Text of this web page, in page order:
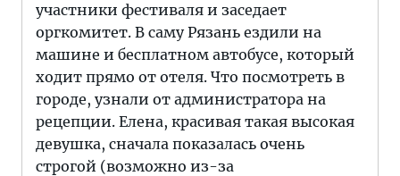
участники фестиваля и заседает
оргкомитет. В саму Рязань ездили на
машине и бесплатном автобусе, который
ходит прямо от отеля. Что посмотреть в
городе, узнали от администратора на
рецепции. Елена, красивая такая высокая
девушка, сначала показалась очень
строгой (возможно из-за